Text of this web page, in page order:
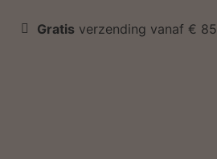
Gratis verzending vanaf € 85